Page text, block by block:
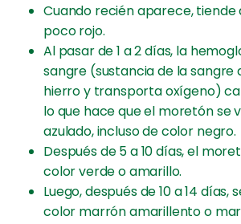
Cuando recién aparece, tiende
poco rojo.
Al pasar de 1 a 2 días, la
sangre (sustancia de la sangre
hierro y transporta oxígeno)
lo que hace que el moretón se
azulado, incluso de color negro.
Después de 5 a 10 días, el
color verde o amarillo.
Luego, después de 10 a 14 días,
color marrón amarillento o